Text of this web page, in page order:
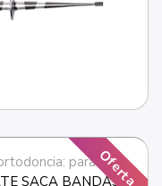
Oferta
Instrumental de ortodoncia: para bandas
SACA BANDAS